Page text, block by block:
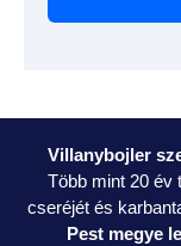
Villanybojler
Több mint 20 év
cseréjét és
Pest megye